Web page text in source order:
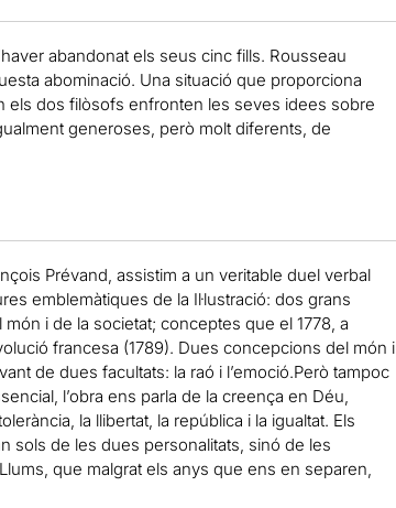
abandonat els seus cinc fills. Rousseau
abominació. Una situació que proporciona
els dos filòsofs enfronten les seves idees sobre
generoses, però molt diferents, de
Prévand, assistim a un veritable duel verbal
emblemàtiques de la Il·lustració: dos grans
i de la societat; conceptes que el 1778, a
francesa (1789). Dues concepcions del món i
de dues facultats: la raó i l’emoció.Però tampoc
l’obra ens parla de la creença en Déu,
la llibertat, la república i la igualtat. Els
sols de les dues personalitats, sinó de les
que malgrat els anys que ens en separen,